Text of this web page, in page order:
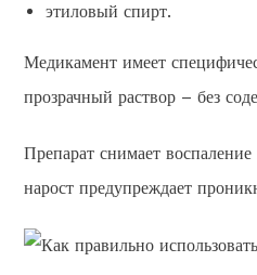
этиловый спирт.
Медикамент имеет
прозрачный раствор – без
Препарат снимает
нарост предупреждает